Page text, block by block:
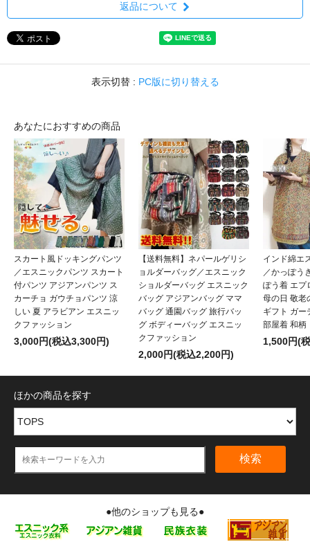
返品について
表示切替 : PC版に切り替える
あなたにおすすめの商品
スカート風ドッキングパンツ
／エスニックパンツ スカート
付パンツ アジアンパンツ ス
カーチョ ガウチョパンツ 涼
しい 夏 アラビアン エスニッ
クファッション
3,000円(税込3,300円)
【送料無料】ネパールゲリシ
ョルダーバッグ／エスニック
ショルダーバッグ エスニック
バッグ アジアンバッグ ママ
バッグ 通園バッグ 旅行バッ
グ ボディーバッグ エスニッ
クファッション
2,000円(税込2,200円)
インド綿エ
／かっぽう
ぽう着 エプ
母の日 敬老
ギフト ガー
部屋着 和柄
1,500円(
ほかの商品を探す
検索
●他のショップも見る●